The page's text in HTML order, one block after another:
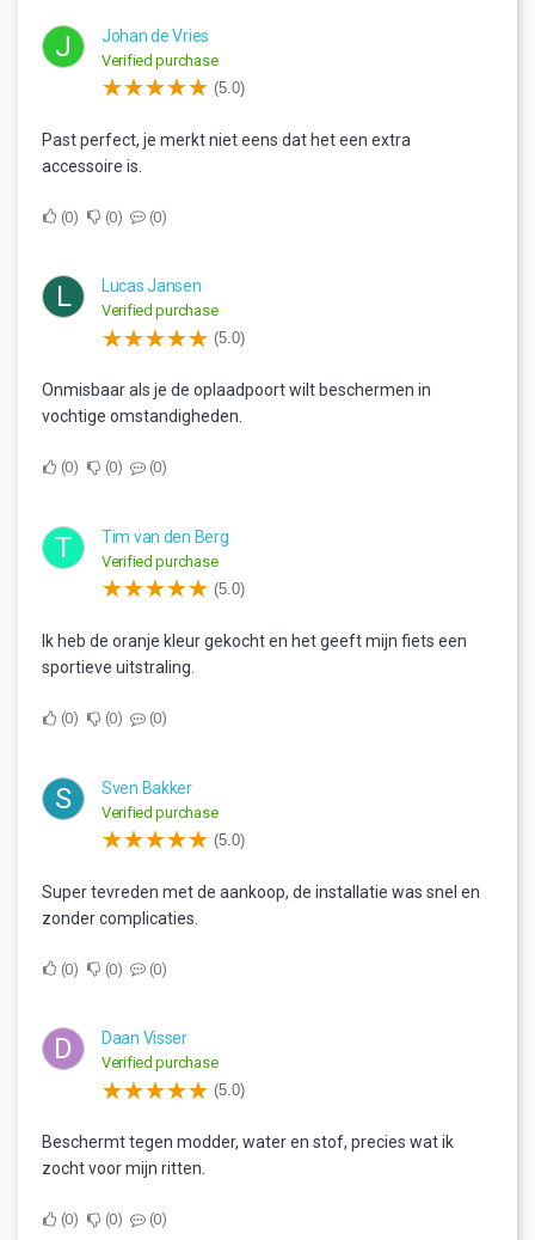
J Johan de Vries
Verified purchase
(5.0)
Past perfect, je merkt niet eens dat het een extra
accessoire is.
0 0 0
L Lucas Jansen
Verified purchase
(5.0)
Onmisbaar als je de oplaadpoort wilt beschermen in
vochtige omstandigheden.
0 0 0
T Tim van den Berg
Verified purchase
(5.0)
Ik heb de oranje kleur gekocht en het geeft mijn fiets een
sportieve uitstraling.
0 0 0
S Sven Bakker
Verified purchase
(5.0)
Super tevreden met de aankoop, de installatie was snel en
zonder complicaties.
0 0 0
D Daan Visser
Verified purchase
(5.0)
Beschermt tegen modder, water en stof, precies wat ik
zocht voor mijn ritten.
0 0 0